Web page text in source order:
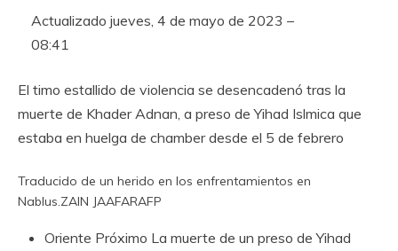
Actualizado jueves, 4 de mayo de 2023 –
08:41
El timo estallido de violencia se desencadenó tras la
muerte de Khader Adnan, a preso de Yihad Islmica que
estaba en huelga de chamber desde el 5 de febrero
Traducido de un herido en los enfrentamientos en
Nablus.ZAIN JAAFARAFP
Oriente Próximo La muerte de un preso de Yihad